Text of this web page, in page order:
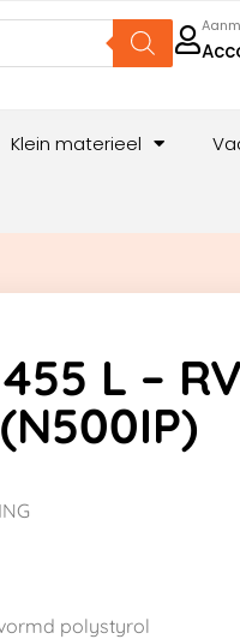
Klein materieel
L –
polystyrol